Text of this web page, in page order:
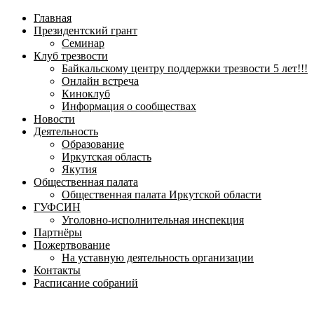
меню
Главная
Президентский грант
Семинар
Клуб трезвости
Байкальскому центру поддержки трезвости 5 лет!!!
Онлайн встреча
Киноклуб
Информация о сообществах
Новости
Деятельность
Образование
Иркутская область
Якутия
Общественная палата
Общественная палата Иркутской области
ГУФСИН
Уголовно-исполнительная инспекция
Партнёры
Пожертвование
На уставную деятельность организации
Контакты
Расписание собраний